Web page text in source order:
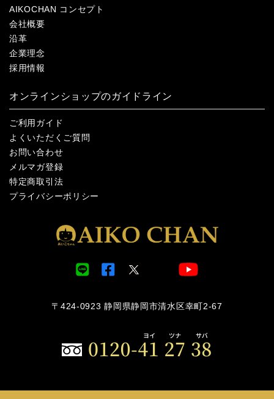
AIKOCHAN コンセプト
会社概要
沿革
企業理念
採用情報
オンラインショップのガイドライン
ご利用ガイド
よくいただくご質問
お問い合わせ
メルマガ登録
特定商取引法
プライバシーポリシー
〒424-0923 静岡県静岡市清水区幸町2-67